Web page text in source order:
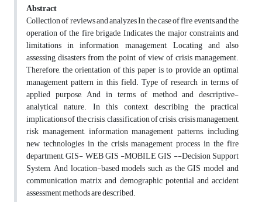
Abstract
Collection of reviews and analyzes In the case of fire events and the
operation of the fire brigade, Indicates the major constraints and
limitations in information management, Locating and also
assessing disasters from the point of view of crisis management.
Therefore, the orientation of this paper is to provide an optimal
management pattern in this field. Type of research in terms of
applied purpose, And in terms of method and descriptive-
analytical nature. In this context, describing the practical
implications of the crisis, classification of crisis, crisis management,
risk management, information management patterns, including
new technologies in the crisis management process in the fire
department, GIS- ‌WEB GIS -MOBILE GIS --Decision Support
System, And location-based models such as the GIS model and
communication matrix and demographic potential and accident
assessment methods are described.